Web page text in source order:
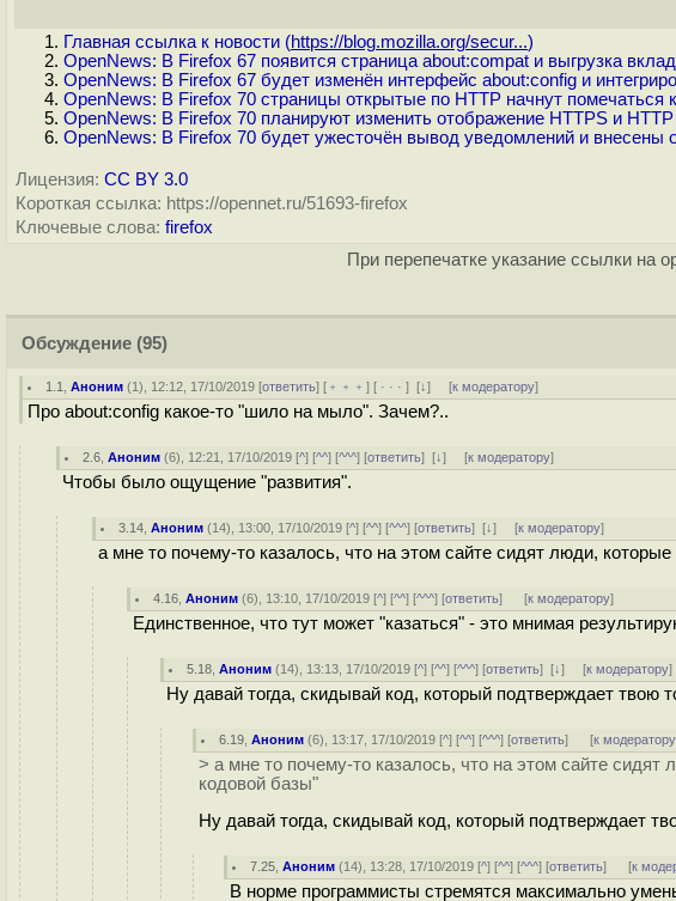
Главная ссылка к новости (https://blog.mozilla.org/secur...)
OpenNews: В Firefox 67 появится страница about:compat и выгрузка
OpenNews: В Firefox 67 будет изменён интерфейс about:config и
OpenNews: В Firefox 70 страницы открытые по HTTP начнут помечаться
OpenNews: В Firefox 70 планируют изменить отображение HTTPS и HTTP
OpenNews: В Firefox 70 будет ужесточён вывод уведомлений и внесены
Лицензия: CC BY 3.0
Короткая ссылка: https://opennet.ru/51693-firefox
Ключевые слова: firefox
При перепечатке указание ссылки на
Обсуждение (95)
1.1 ,Аноним (1), 12:12, 17/10/2019 [ответить] [ ﹢﹢﹢] [ · · ·][↓] [к модератору]
Про about:config какое-то "шило на мыло". Зачем?..
2.6 ,Аноним (6), 12:21, 17/10/2019 [^] [^^] [^^^] [ответить][↓] [к модератору]
Чтобы было ощущение "развития".
3.14 ,Аноним (14), 13:00, 17/10/2019 [^] [^^] [^^^] [ответить][↓] [к модератору]
а мне то почему-то казалось, что на этом сайте сидят люди,
4.16 ,Аноним (6), 13:10, 17/10/2019 [^] [^^] [^^^] [ответить] [к модератору]
Единственное, что тут может "казаться" - это мнимая
5.18 ,Аноним (14), 13:13, 17/10/2019 [^] [^^] [^^^] [ответить][↓] [к модератору]
Ну давай тогда, скидывай код, который подтверждает твою
6.19 ,Аноним (6), 13:17, 17/10/2019 [^] [^^] [^^^] [ответить] [к модератору
> а мне то почему-то казалось, что на этом сайте
кодовой базы"
Ну давай тогда, скидывай код, который подтверждает
7.25 ,Аноним (14), 13:28, 17/10/2019 [^] [^^] [^^^] [ответить] [к
В норме программисты стремятся максимально